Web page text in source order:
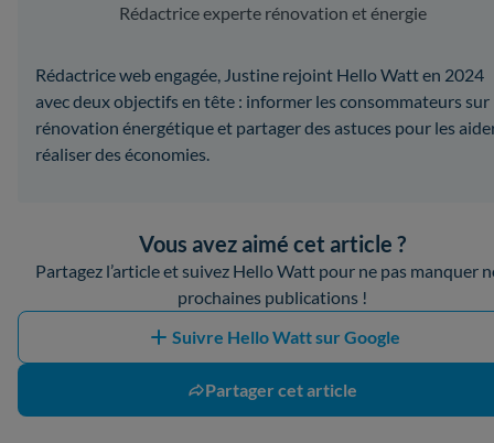
Rédactrice experte rénovation et énergie
Rédactrice web engagée, Justine rejoint Hello Watt en 2024
avec deux objectifs en tête : informer les consommateurs sur
rénovation énergétique et partager des astuces pour les
réaliser des économies.
Vous avez aimé cet article ?
Partagez l’article et suivez Hello Watt pour ne pas manquer
prochaines publications !
Suivre Hello Watt sur Google
Partager cet article